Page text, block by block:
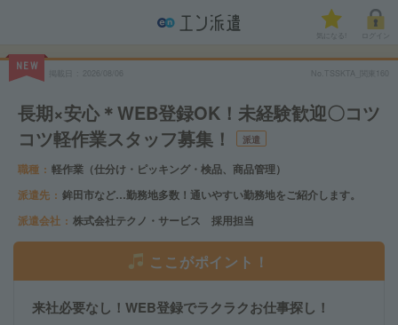
気になる!
NEW
No.TSSKTA_関東160
長期×安心＊WEB登録OK！未経験歓迎〇コツ
コツ軽作業スタッフ募集！
派遣
職種
軽作業（仕分け・ピッキング・検品、商品管理）
派遣先
鉾田市など…勤務地多数！通いやすい勤務地をご紹介します。
派遣会社
株式会社テクノ・サービス 採用担当
ここがポイント！
来社必要なし！WEB登録でラクラクお仕事探し！